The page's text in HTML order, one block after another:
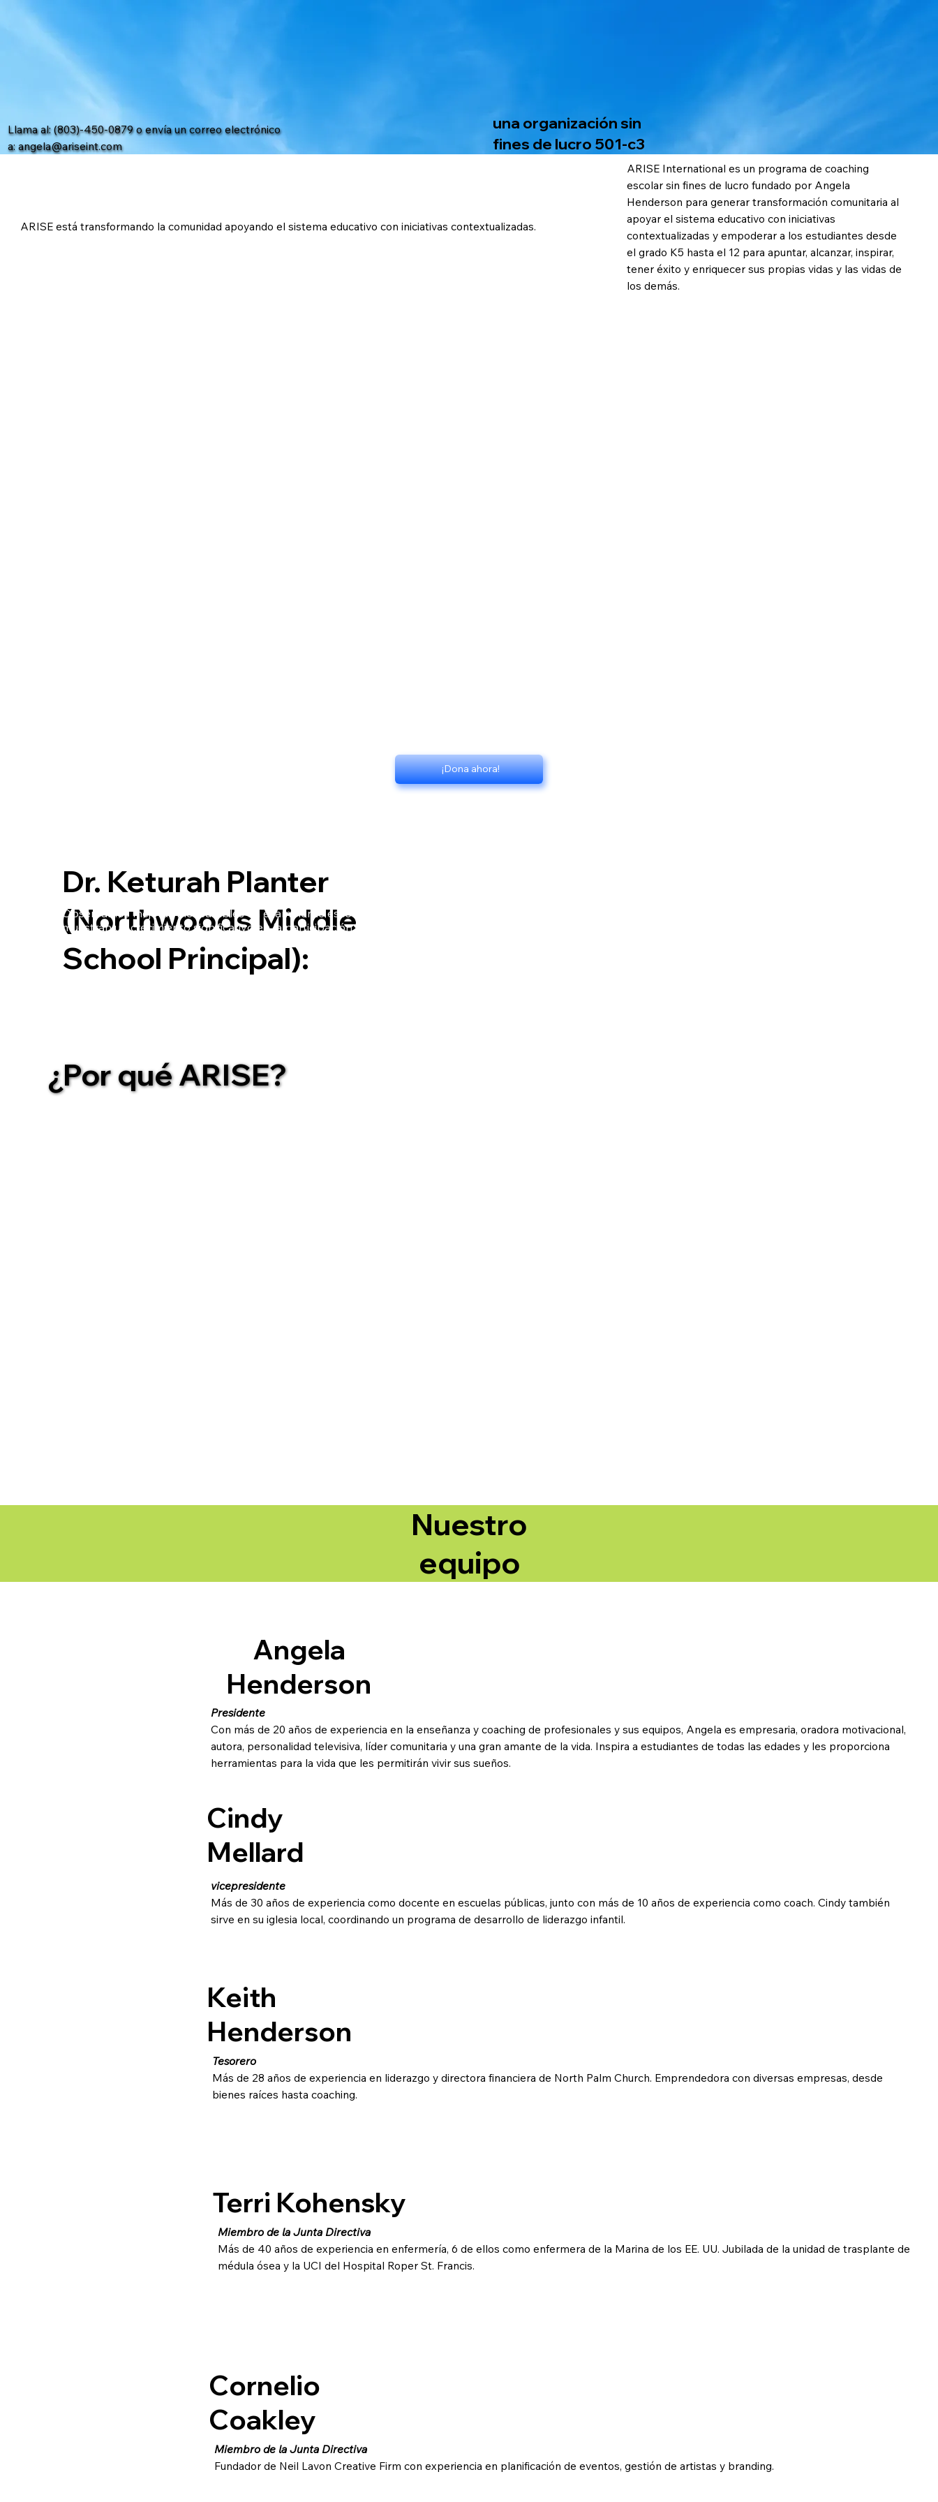
una organización sin
fines de lucro 501-c3
Llama al: (803)-450-0879 o envía un correo electrónico
a: angela@ariseint.com
ARISE está transformando la comunidad apoyando el sistema educativo con iniciativas contextualizadas.
ARISE International es un programa de coaching
escolar sin fines de lucro fundado por Angela
Henderson para generar transformación comunitaria al
apoyar el sistema educativo con iniciativas
contextualizadas y empoderar a los estudiantes desde
el grado K5 hasta el 12 para apuntar, alcanzar, inspirar,
tener éxito y enriquecer sus propias vidas y las vidas de
los demás.
¡Dona ahora!
Dr. Keturah Planter
(Northwoods Middle
School Principal):
Observamos mejoras mensurables en el ambiente escolar tras la implementación de ARISE. Nuestros datos preliminares
muestran un crecimiento significativo en la participación y la confianza de los estudiantes desde la reintroducción del programa.
No hay palabras para describir el impacto positivo que Angela Henderson y el programa ARISE han tenido en la Escuela
Intermedia Northwoods y en mí. Era nuevo en el Distrito Escolar del Condado de Charleston y estaba en mi primer año como
si bien necesitábamos fortalecer los programas académicos y el rigor, también debíamos asegurarnos de que los estudiantes
supieran que creíamos en ellos y que ellos creían en sí mismos. Ese es el valor que aporta Angela. A través de su programa
ARISE, los estudiantes pasan cinco días con ella, unos 45 minutos cada día, participando en actividades significativas que les
¿Por qué ARISE?
Nuestro
equipo
Cornelio
Coakley
Miembro de la Junta Directiva
Fundador de Neil Lavon Creative Firm con experiencia en planificación de eventos, gestión de artistas y branding.
Angela
Henderson
Presidente
Con más de 20 años de experiencia en la enseñanza y coaching de profesionales y sus equipos, Angela es empresaria, oradora motivacional,
autora, personalidad televisiva, líder comunitaria y una gran amante de la vida. Inspira a estudiantes de todas las edades y les proporciona
herramientas para la vida que les permitirán vivir sus sueños.
Cindy
Mellard
vicepresidente
Más de 30 años de experiencia como docente en escuelas públicas, junto con más de 10 años de experiencia como coach. Cindy también
sirve en su iglesia local, coordinando un programa de desarrollo de liderazgo infantil.
Keith
Henderson
Tesorero
Más de 28 años de experiencia en liderazgo y directora financiera de North Palm Church. Emprendedora con diversas empresas, desde
bienes raíces hasta coaching.
Terri Kohensky
Miembro de la Junta Directiva
Más de 40 años de experiencia en enfermería, 6 de ellos como enfermera de la Marina de los EE. UU. Jubilada de la unidad de trasplante de
médula ósea y la UCI del Hospital Roper St. Francis.